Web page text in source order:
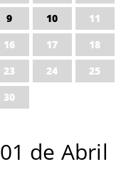
9 10
11
16 17
18
23 24
25
30
01 de Abril